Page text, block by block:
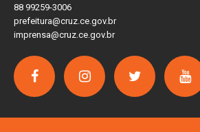
88 99259-3006
prefeitura@cruz.ce.gov.br
imprensa@cruz.ce.gov.br